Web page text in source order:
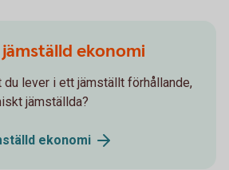
ekonomi
du lever i ett jämställt förhållande,
jämställda?
ekonomi